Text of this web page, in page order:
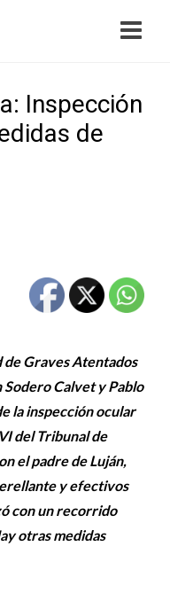
Inspección
de
de Graves Atentados
Sodero Calvet y Pablo
la inspección ocular
del Tribunal de
el padre de Luján,
y efectivos
con un recorrido
otras medidas